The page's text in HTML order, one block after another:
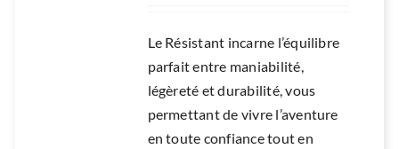
Le Résistant incarne l’équilibre
parfait entre maniabilité,
légèreté et durabilité, vous
permettant de vivre l’aventure
en toute confiance tout en